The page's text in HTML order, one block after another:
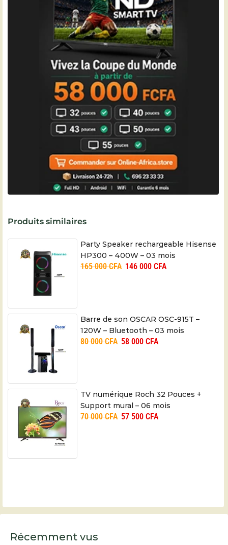
Produits similaires
Party Speaker rechargeable Hisense
HP300 – 400W – 03 mois
165 000CFA 146 000 CFA
Barre de son OSCAR OSC-915T –
120W – Bluetooth – 03 mois
80 000CFA 58 000 CFA
TV numérique Roch 32 Pouces +
Support mural – 06 mois
70 000CFA 57 500 CFA
Récemment vus